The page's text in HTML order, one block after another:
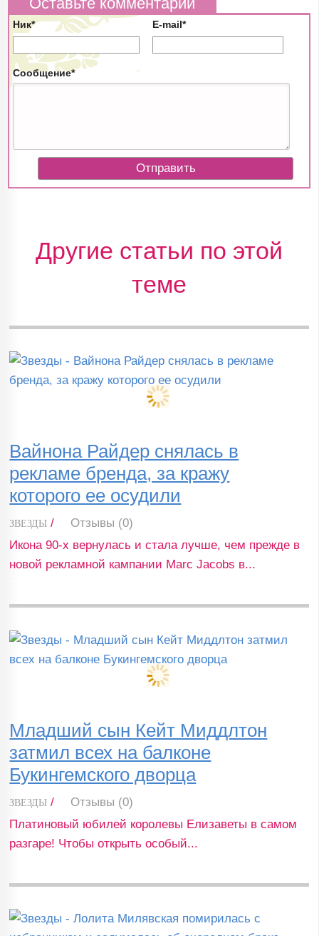
Ник* E-mail*
Сообщение*
Другие статьи по этой
теме
Вайнона Райдер снялась в
рекламе бренда, за кражу
которого ее осудили
ЗВЕЗДЫ /
Отзывы (0)
Икона 90-х вернулась и стала лучше, чем прежде в
новой рекламной кампании Marc Jacobs в...
Младший сын Кейт Миддлтон
затмил всех на балконе
Букингемского дворца
ЗВЕЗДЫ /
Отзывы (0)
Платиновый юбилей королевы Елизаветы в самом
разгаре! Чтобы открыть особый...